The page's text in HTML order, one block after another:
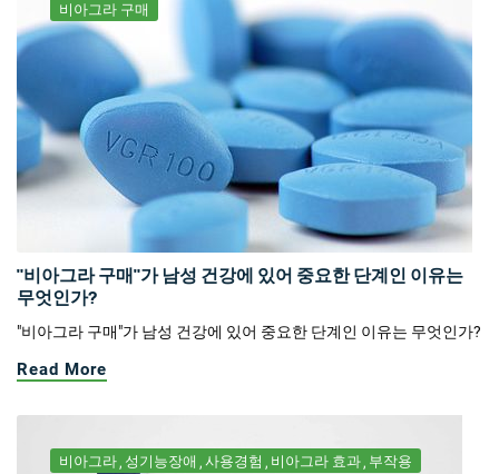
비아그라 구매
"비아그라 구매"가 남성 건강에 있어 중요한 단계인 이유는
무엇인가?
"비아그라 구매"가 남성 건강에 있어 중요한 단계인 이유는 무엇인가?
Read More
비아그라 성기능장애 사용경험 비아그라 효과 부작용